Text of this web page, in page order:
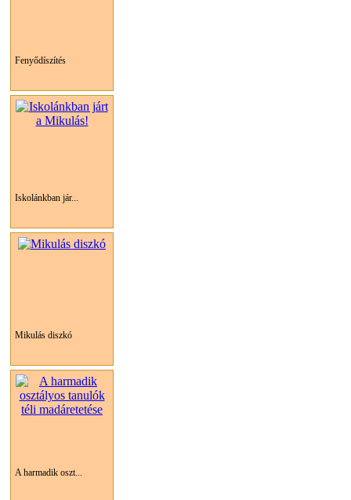
Fenyődíszítés
Iskolánkban jár...
Mikulás diszkó
A harmadik oszt...